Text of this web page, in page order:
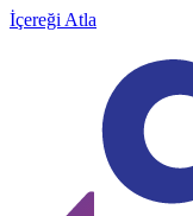
İçereği Atla